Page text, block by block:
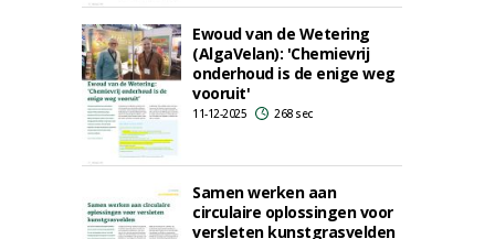
Ewoud van de Wetering
(AlgaVelan): 'Chemievrij
onderhoud is de enige weg
vooruit'
11-12-2025 268 sec
Samen werken aan
circulaire oplossingen voor
versleten kunstgrasvelden